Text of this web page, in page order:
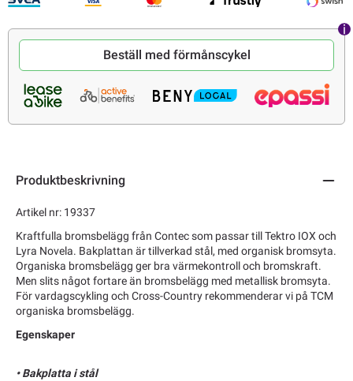
Beställ med förmånscykel
Produktbeskrivning
Artikel nr: 19337
Kraftfulla bromsbelägg från Contec som passar till Tektro IOX och
Lyra Novela. Bakplattan är tillverkad stål, med organisk bromsyta.
Organiska bromsbelägg ger bra värmekontroll och bromskraft.
Men slits något fortare än bromsbelägg med metallisk bromsyta.
För vardagscykling och Cross-Country rekommenderar vi på TCM
organiska bromsbelägg.
Egenskaper
• Bakplatta i stål